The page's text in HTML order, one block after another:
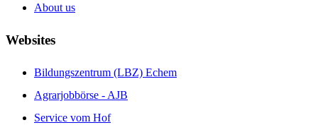
About us
Websites
Bildungszentrum (LBZ) Echem
Agrarjobbörse - AJB
Service vom Hof